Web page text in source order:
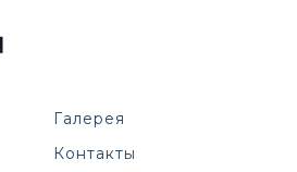
Галерея
Контакты